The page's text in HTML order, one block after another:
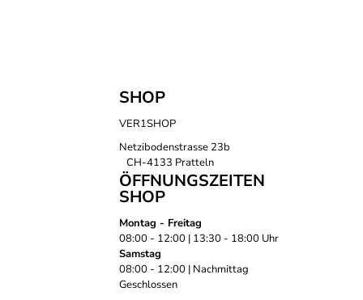
SHOP
VER1SHOP
Netzibodenstrasse 23b
CH-4133 Pratteln
ÖFFNUNGSZEITEN
SHOP
Montag - Freitag
08:00 - 12:00 | 13:30 - 18:00 Uhr
Samstag
08:00 - 12:00 | Nachmittag
Geschlossen